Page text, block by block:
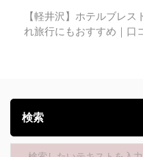
【軽井沢】ホテルブレス
れ旅行にもおすすめ｜口
検索